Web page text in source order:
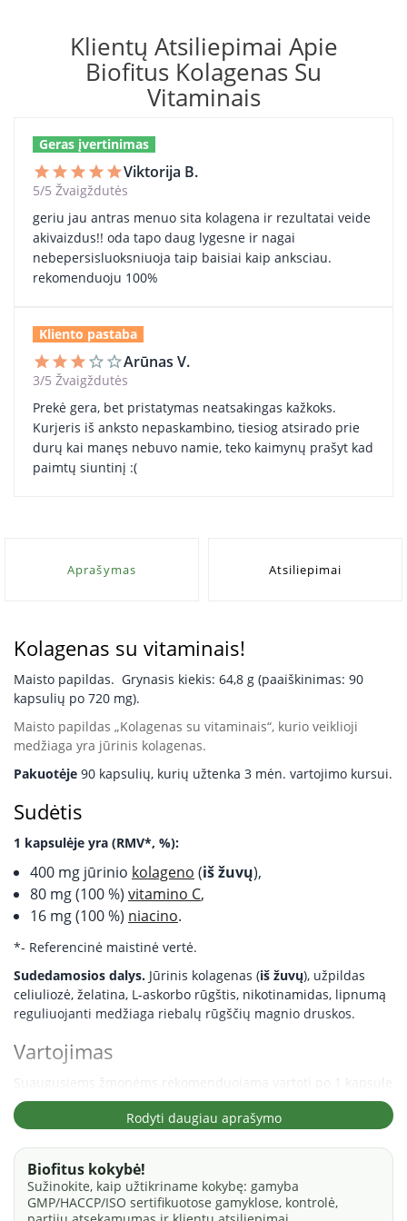
Klientų Atsiliepimai Apie
Biofitus Kolagenas Su
Vitaminais
Geras įvertinimas
star star star star starViktorija B.
5/5 Žvaigždutės
geriu jau antras menuo sita kolagena ir rezultatai veide
akivaizdus!! oda tapo daug lygesne ir nagai
nebepersisluoksniuoja taip baisiai kaip anksciau.
rekomenduoju 100%
Kliento pastaba
star star star star_border star_borderArūnas V.
3/5 Žvaigždutės
Prekė gera, bet pristatymas neatsakingas kažkoks.
Kurjeris iš anksto nepaskambino, tiesiog atsirado prie
durų kai manęs nebuvo namie, teko kaimynų prašyt kad
paimtų siuntinį :(
Aprašymas Atsiliepimai
Kolagenas su vitaminais!
Maisto papildas. Grynasis kiekis: 64,8 g (paaiškinimas: 90
kapsulių po 720 mg).
Maisto papildas „Kolagenas su vitaminais“, kurio veiklioji
medžiaga yra jūrinis kolagenas.
Pakuotėje 90 kapsulių, kurių užtenka 3 mėn. vartojimo kursui.
Sudėtis
1 kapsulėje yra (RMV*, %):
400 mg jūrinio kolageno (iš žuvų),
80 mg (100 %) vitamino C,
16 mg (100 %) niacino.
*- Referencinė maistinė vertė.
Sudedamosios dalys. Jūrinis kolagenas (iš žuvų), užpildas
celiuliozė, želatina, L-askorbo rūgštis, nikotinamidas, lipnumą
reguliuojanti medžiaga riebalų rūgščių magnio druskos.
Vartojimas
Suaugusiems žmonėms rekomenduojama vartoti po 1 kapsulę
per dieną.Neviršyti nustatytos rekomenduojamos dozės.
Maisto papildas
neturėtų būti vartojamas kaip maisto
gyvenimo būdas.
Įspėjimai. Maisto papildo nerekomenduojama vartoti
nėščioms moterims, žindyvėms, jaunesniems nei 18 metų
Rodyti daugiau aprašymo
Biofitus kokybė!
Sužinokite, kaip užtikriname kokybę: gamyba
GMP/HACCP/ISO sertifikuotose gamyklose, kontrolė,